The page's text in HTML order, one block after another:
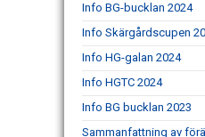
Info BG-bucklan 2024
Info Skärgårdscupen
Info HG-galan 2024
Info HGTC 2024
Info BG bucklan 2023
Sammanfattning av